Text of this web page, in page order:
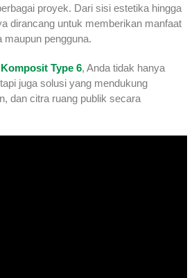
proyek. Dari sisi estetika hingga
dirancang untuk memberikan manfaat
maupun pengguna.
Type 6, Anda tidak hanya
juga solusi yang mendukung
dan citra ruang publik secara